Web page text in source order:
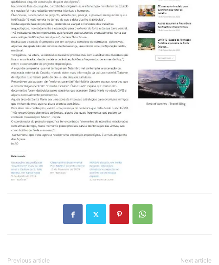
Previous article Next article